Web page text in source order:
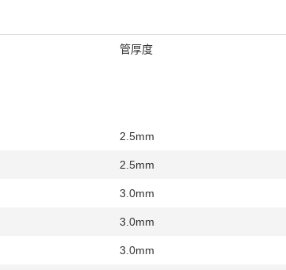
管厚度
2.5mm
2.5mm
3.0mm
3.0mm
3.0mm